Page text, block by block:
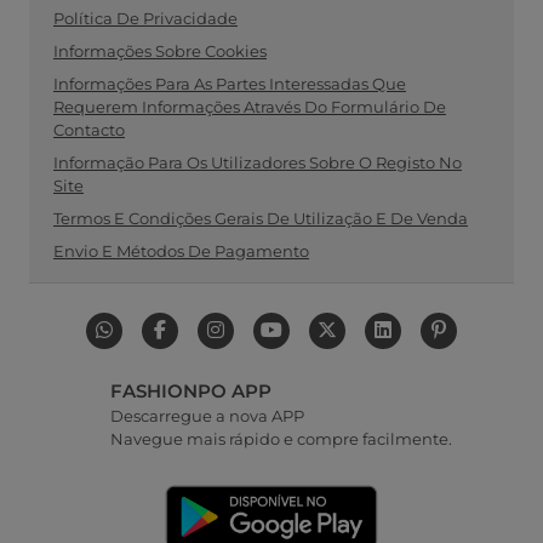
Política De Privacidade
Informações Sobre Cookies
Informações Para As Partes Interessadas Que
Requerem Informações Através Do Formulário De
Contacto
Informação Para Os Utilizadores Sobre O Registo No
Site
Termos E Condições Gerais De Utilização E De Venda
Envio E Métodos De Pagamento
FASHIONPO APP
Descarregue a nova APP
Navegue mais rápido e compre facilmente.